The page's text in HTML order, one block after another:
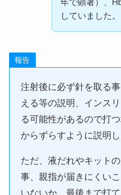
年で顕著）、
していました。
報告
注射後に必ず針を取る
える等の説明、インス
る可能性があるので打
からずらすように説明し
ただ、液だれやキット
事、親指が届きにくい
いないか、最後まで打